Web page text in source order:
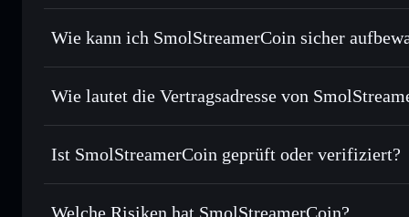
Durchschnittskosteneffekt nutzen– Schritt für Schritt per
Privat senden– übertrage SMOL, ohne Wallets
Privacy Aggregators
kontrollierst
Privacy
Wie kann ich SmolStreamerCoin sicher
SmolStreamerCoin
Privacy
Wie lautet die Vertragsadresse von
SmolStreamerCoin
Wallet
SMOL
Ist SmolStreamerCoin geprüft oder verifiziert?
SmolStreamerCoin derzeit
Welche Risiken hat SmolStreamerCoin?